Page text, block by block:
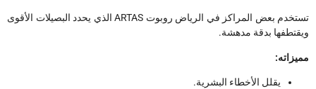
تستخدم بعض المراكز في الرياض روبوت ARTAS الذي يحدد البصيلات الأقوى
ويقتطفها بدقة مدهشة.
مميزاته:
يقلل الأخطاء البشرية.